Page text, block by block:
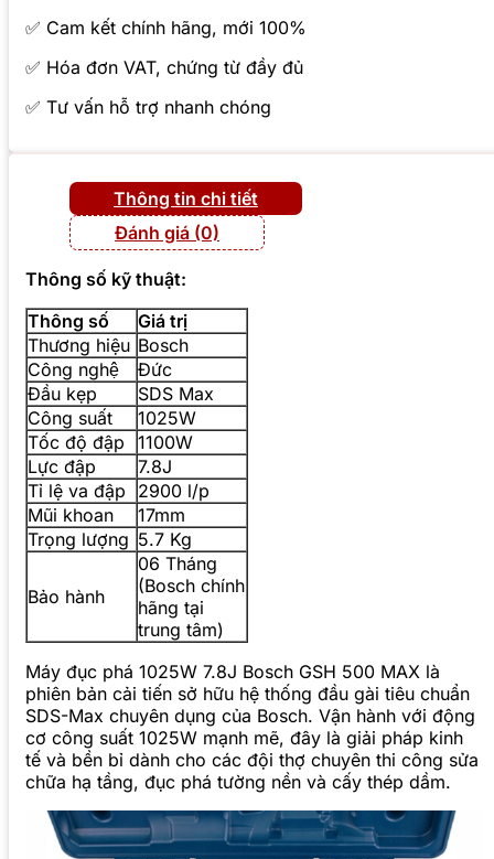
✅ Cam kết chính hãng, mới 100%
✅ Hóa đơn VAT, chứng từ đầy đủ
✅ Tư vấn hỗ trợ nhanh chóng
Thông tin chi tiết
Đánh giá (0)
Thông số kỹ thuật:
Thông số
Giá trị
Thương hiệu Bosch
Công nghệ
Đức
Đầu kẹp
SDS Max
Công suất
1025W
Tốc độ đập
1100W
Lực đập
7.8J
Tỉ lệ va đập
2900 l/p
Mũi khoan
17mm
Trọng lượng 5.7 Kg
Bảo hành
06 Tháng
(Bosch chính
hãng tại
trung tâm)
Máy đục phá 1025W 7.8J Bosch GSH 500 MAX là
phiên bản cải tiến sở hữu hệ thống đầu gài tiêu chuẩn
SDS-Max chuyên dụng của Bosch. Vận hành với động
cơ công suất 1025W mạnh mẽ, đây là giải pháp kinh
tế và bền bỉ dành cho các đội thợ chuyên thi công sửa
chữa hạ tầng, đục phá tường nền và cấy thép dầm.